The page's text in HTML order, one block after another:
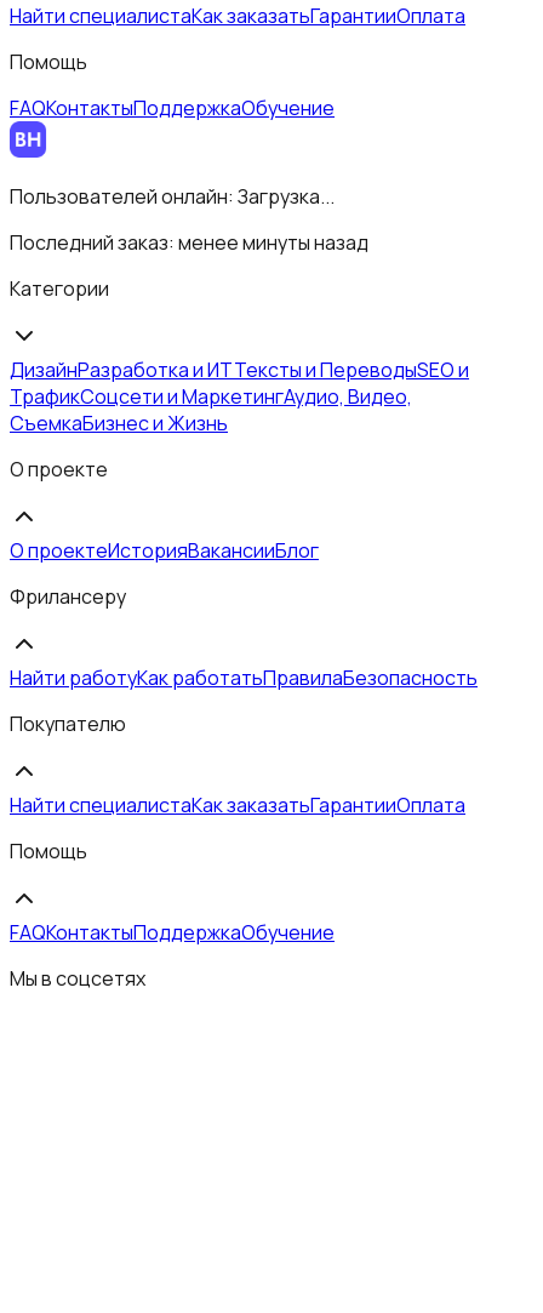
Найти специалистаКак заказатьГарантииОплата
Помощь
FAQКонтактыПоддержкаОбучение
Пользователей онлайн: Загрузка...
Последний заказ: менее минуты назад
Категории
ДизайнРазработка и ИТТексты и ПереводыSEO и
ТрафикСоцсети и МаркетингАудио, Видео,
СъемкаБизнес и Жизнь
О проекте
О проектеИсторияВакансииБлог
Фрилансеру
Найти работуКак работатьПравилаБезопасность
Покупателю
Найти специалистаКак заказатьГарантииОплата
Помощь
FAQКонтактыПоддержкаОбучение
Мы в соцсетях